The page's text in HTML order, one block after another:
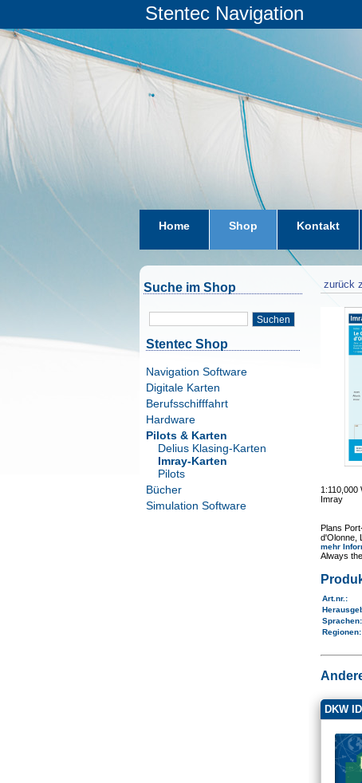
Stentec Navigation
Home Shop Kontakt
Suche im Shop
Suchen
Stentec Shop
Navigation Software
Digitale Karten
Berufsschifffahrt
Hardware
Pilots & Karten
Delius Klasing-Karten
Imray-Karten
Pilots
Bücher
Simulation Software
zurück
1:110,000
Imray
Plans
d'Olonne,
mehr
Always
Art.nr. :
Sprachen:
Regionen:
DKW